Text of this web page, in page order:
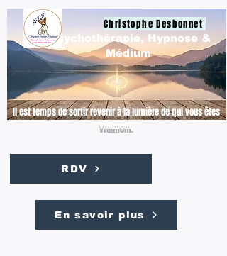
Christophe Desbonnet
Il est temps de sortir revenir à la lumière de qui vous êtes
vraiment.
Psychothérapie, Hypnose &
Médium
RDV
En savoir plus